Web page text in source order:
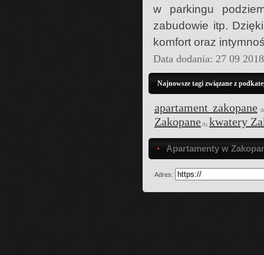
w parkingu
zabudowie itp.
komfort oraz
Data dodania: 27 09
Najnowsze tagi związane z
apartament zakopane
Zakopane (1), kwatery
Apartamenty w
Adres: